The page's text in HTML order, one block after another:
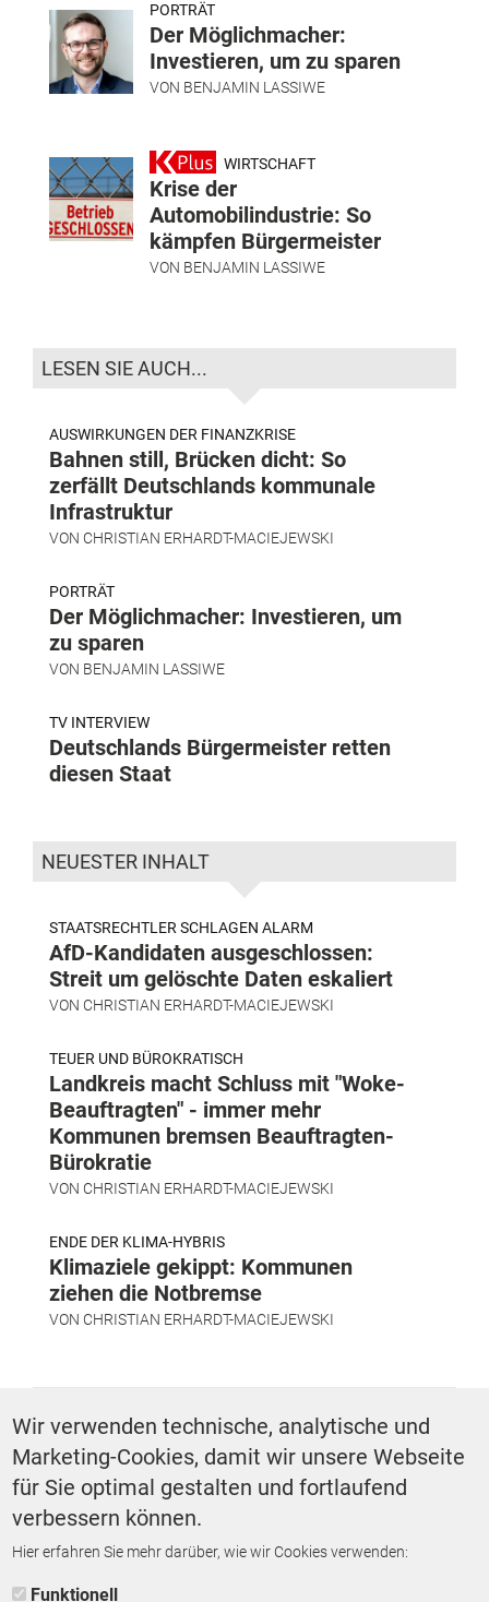
PORTRÄT
Der Möglichmacher:
Investieren, um zu sparen
VON BENJAMIN LASSIWE
WIRTSCHAFT
Krise der
Automobilindustrie: So
kämpfen Bürgermeister
VON BENJAMIN LASSIWE
LESEN SIE AUCH...
AUSWIRKUNGEN DER FINANZKRISE
Bahnen still, Brücken dicht: So
zerfällt Deutschlands kommunale
Infrastruktur
VON CHRISTIAN ERHARDT-MACIEJEWSKI
PORTRÄT
Der Möglichmacher: Investieren, um
zu sparen
VON BENJAMIN LASSIWE
TV INTERVIEW
Deutschlands Bürgermeister retten
diesen Staat
NEUESTER INHALT
STAATSRECHTLER SCHLAGEN ALARM
AfD-Kandidaten ausgeschlossen:
Streit um gelöschte Daten eskaliert
VON CHRISTIAN ERHARDT-MACIEJEWSKI
TEUER UND BÜROKRATISCH
Landkreis macht Schluss mit "Woke-
Beauftragten" - immer mehr
Kommunen bremsen Beauftragten-
Bürokratie
VON CHRISTIAN ERHARDT-MACIEJEWSKI
ENDE DER KLIMA-HYBRIS
Klimaziele gekippt: Kommunen
ziehen die Notbremse
VON CHRISTIAN ERHARDT-MACIEJEWSKI
Bürgermeisteramt
ZURÜCK ZUR STARTSEITE
Wir verwenden technische, analytische und
Marketing-Cookies, damit wir unsere Webseite
für Sie optimal gestalten und fortlaufend
verbessern können.
Hier erfahren Sie mehr darüber, wie wir Cookies verwenden:
Funktionell